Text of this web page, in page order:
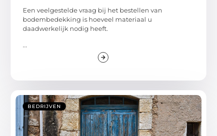
Een veelgestelde vraag bij het bestellen van
bodembedekking is hoeveel materiaal u
daadwerkelijk nodig heeft.
...
BEDRIJVEN